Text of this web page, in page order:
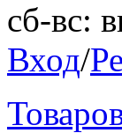
сб-вс:
Вход/